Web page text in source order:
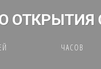
ОТКРЫТИЯ
ЧАСОВ